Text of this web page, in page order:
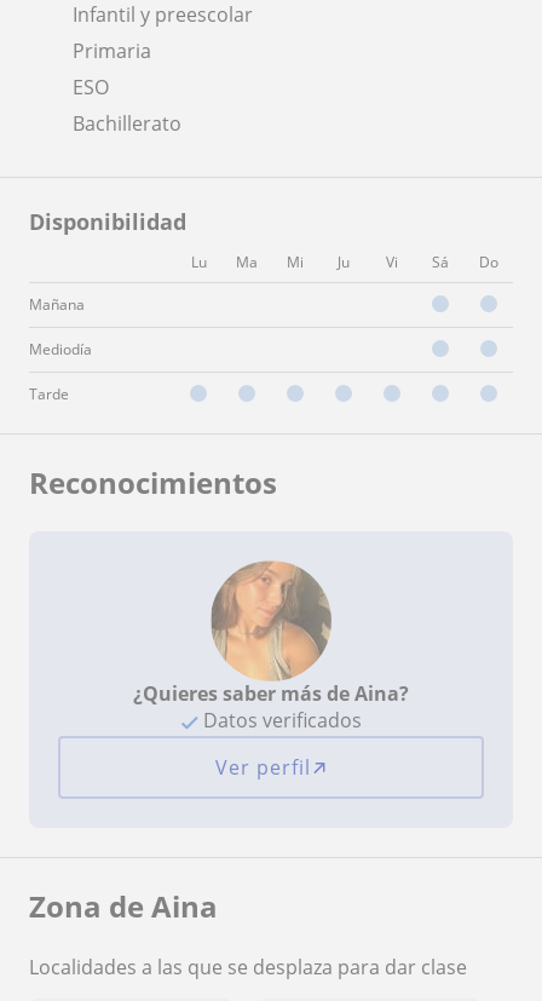
Infantil y preescolar
Primaria
ESO
Bachillerato
Disponibilidad
Lu Ma Mi Ju Vi Sá Do
Mañana
Mediodía
Tarde
Reconocimientos
¿Quieres saber más de Aina?
Datos verificados
Ver perfil
Zona de Aina
Localidades a las que se desplaza para dar clase